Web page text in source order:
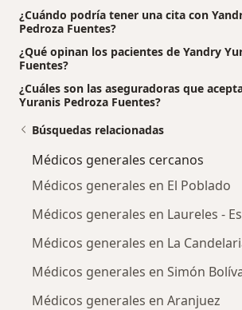
¿Cuándo podría tener una cita con
Pedroza Fuentes?
¿Qué opinan los pacientes de Yandry
Fuentes?
¿Cuáles son las aseguradoras que
Yuranis Pedroza Fuentes?
Búsquedas relacionadas
Médicos generales cercanos
Médicos generales en El Poblado
Médicos generales en Laureles -
Médicos generales en La
Médicos generales en Simón
Médicos generales en Aranjuez